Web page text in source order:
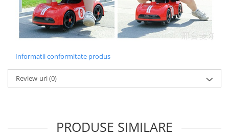
Informatii conformitate produs
Review-uri(0)
PRODUSE SIMILARE